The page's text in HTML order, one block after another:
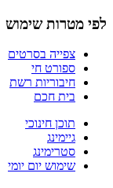
לפי מטרות שימוש
צפייה בסרטים
ספורט חי
חיבוריות רשת
בית חכם
תוכן חינוכי
גיימינג
סטרימינג
שימוש יום יומי